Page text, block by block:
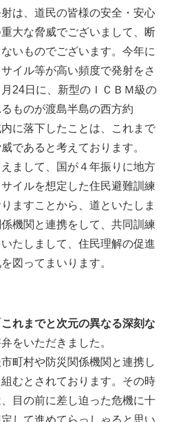
は、道民の皆様の安全・安心
大な脅威でございまして、断
いものでございます。今年に
イル等が高い頻度で発射をさ
24日に、新型のＩＣＢＭ級の
ものが渡島半島の西方約
に落下したことは、これまで
であると考えております。
まして、国が４年振りに地方
イルを想定した住民避難訓練
ますことから、道といたしま
機関と連携をして、共同訓練
たしまして、住民理解の促進
図ってまいります。
これまでと次元の異なる深刻な
をいただきました。
町村や防災関係機関と連携し
むとされております。その時
目の前に差し迫った危機に十
して進めてらっしゃると思い